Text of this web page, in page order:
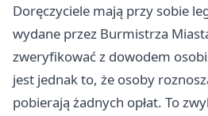
Doręczyciele mają przy sobie
wydane przez Burmistrza
zweryfikować z dowodem
jest jednak to, że osoby
pobierają żadnych opłat. To